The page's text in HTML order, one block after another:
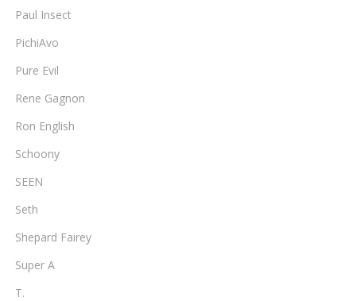
Paul Insect
PichiAvo
Pure Evil
Rene Gagnon
Ron English
Schoony
SEEN
Seth
Shepard Fairey
Super A
T.